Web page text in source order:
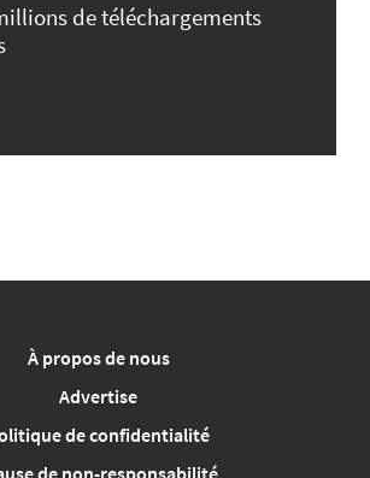
de téléchargements
À propos de nous
Advertise
de confidentialité
de non-responsabilité